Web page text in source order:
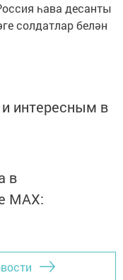
һава десанты
солдатлар белән
интересным в
в
MАХ: